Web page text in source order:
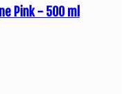
Pink - 500 ml